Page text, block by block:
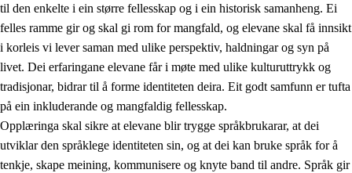
1.6 Demokrati og medverknad
til den enkelte i ein større fellesskap og i ein historisk samanheng. Ei
felles ramme gir og skal gi rom for mangfald, og elevane skal få innsikt
i korleis vi lever saman med ulike perspektiv, haldningar og syn på
livet. Dei erfaringane elevane får i møte med ulike kulturuttrykk og
tradisjonar, bidrar til å forme identiteten deira. Eit godt samfunn er tufta
på ein inkluderande og mangfaldig fellesskap.
Opplæringa skal sikre at elevane blir trygge språkbrukarar, at dei
utviklar den språklege identiteten sin, og at dei kan bruke språk for å
tenkje, skape meining, kommunisere og knyte band til andre. Språk gir